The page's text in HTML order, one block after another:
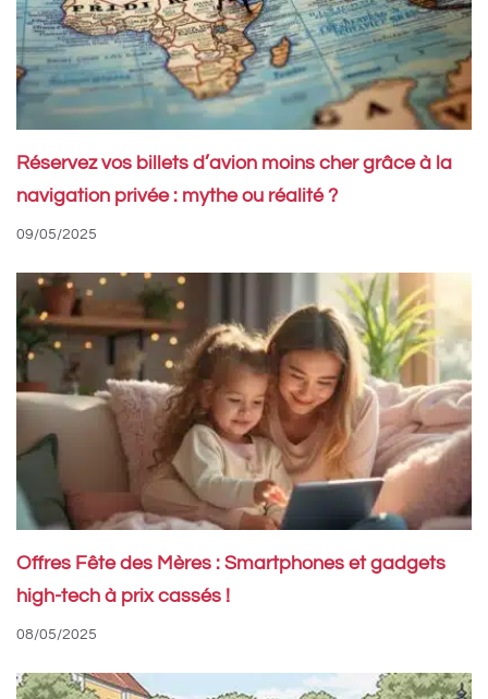
Réservez vos billets d’avion moins cher grâce à la
navigation privée : mythe ou réalité ?
09/05/2025
Offres Fête des Mères : Smartphones et gadgets
high-tech à prix cassés !
08/05/2025